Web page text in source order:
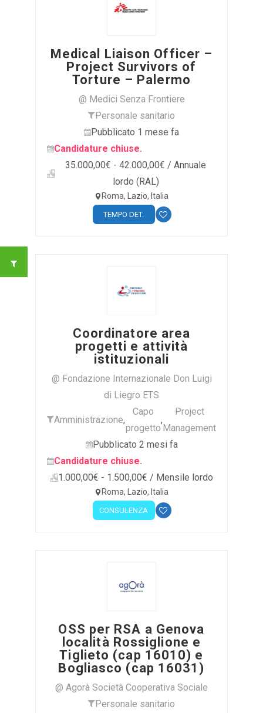
Medical Liaison Officer –
Project Survivors of
Torture – Palermo
@ Medici Senza Frontiere
Personale sanitario
Pubblicato 1 mese fa
Candidature chiuse.
35.000,00€ - 42.000,00€ / Annuale
lordo (RAL)
Roma, Lazio, Italia
TEMPO DET.
Coordinatore area
progetti e attività
istituzionali
@ Fondazione Internazionale Don Luigi
di Liegro ETS
Amministrazione,
Capo
progetto
,
Project
Management
Pubblicato 2 mesi fa
Candidature chiuse.
1.000,00€ - 1.500,00€ / Mensile lordo
Roma, Lazio, Italia
CONSULENZA
OSS per RSA a Genova
località Rossiglione e
Tiglieto (cap 16010) e
Bogliasco (cap 16031)
@ Agorà Società Cooperativa Sociale
Personale sanitario